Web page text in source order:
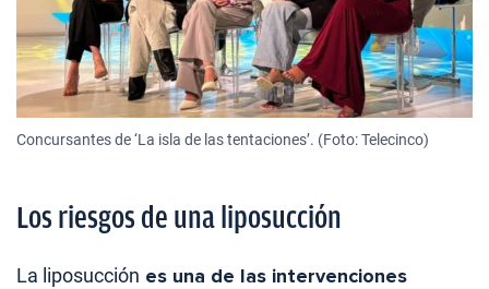
Concursantes de ‘La isla de las tentaciones’. (Foto: Telecinco)
Los riesgos de una liposucción
La liposucción es una de las intervenciones